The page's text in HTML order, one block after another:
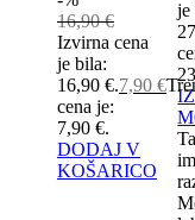
16,90€
Izvirna cena
je bila:
16,90 €.7,90 €
cena je:
7,90 €.
DODAJ V
KOŠARICO
je